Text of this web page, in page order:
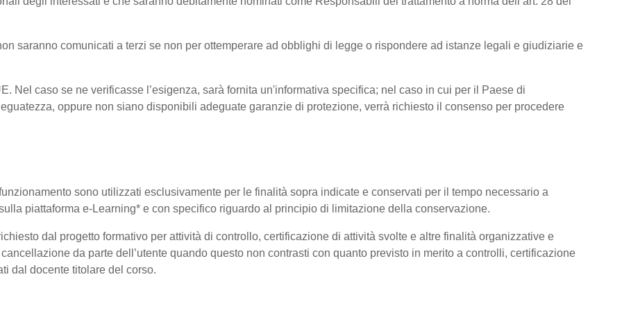
saranno comunicati a terzi se non per ottemperare ad obblighi di legge o rispondere ad istanze legali e giudiziarie e
Nel caso se ne verificasse l’esigenza, sarà fornita un'informativa specifica; nel caso in cui per il Paese di
oppure non siano disponibili adeguate garanzie di protezione, verrà richiesto il consenso per procedere
sono utilizzati esclusivamente per le finalità sopra indicate e conservati per il tempo necessario a
piattaforma e-Learning* e con specifico riguardo al principio di limitazione della conservazione.
dal progetto formativo per attività di controllo, certificazione di attività svolte e altre finalità organizzative e
da parte dell’utente quando questo non contrasti con quanto previsto in merito a controlli, certificazione
dal docente titolare del corso.